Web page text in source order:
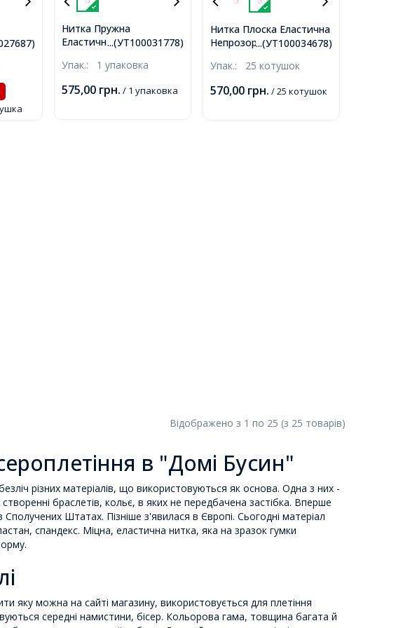
0.8мм,
...(УТ100031778)
Нитка Пружна
Еластична,
Колір: Білий, Товщина
упаковка, близько 9м/
Упак.: 1 упаковка
575,00 грн. / 1 упаковка
...(УТ100034678)
Нитка Плоска Еластична
Непрозора, Рожевий,
котушка, 25 котушок
Упак.: 25 котушок
570,00 грн. / 25 котушок
Відображено з 1 по 25 (з 25 товарів)
в "Домі Бусин"
різних матеріалів, що використовуються як основа. Одна з них -
браслетів, кольє, в яких не передбачена застібка. Вперше
Штатах. Пізніше з'явилася в Європі. Сьогодні матеріал
спандекс. Міцна, еластична нитка, яка на зразок гумки
яку можна на сайті магазину, використовується для плетіння
середні намистини, бісер. Кольорова гама, товщина багата й